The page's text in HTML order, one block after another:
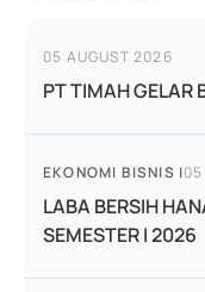
05 AUGUST 2026
PT TIMAH GELAR
EKONOMI BISNIS |
LABA BERSIH
SEMESTER I 2026